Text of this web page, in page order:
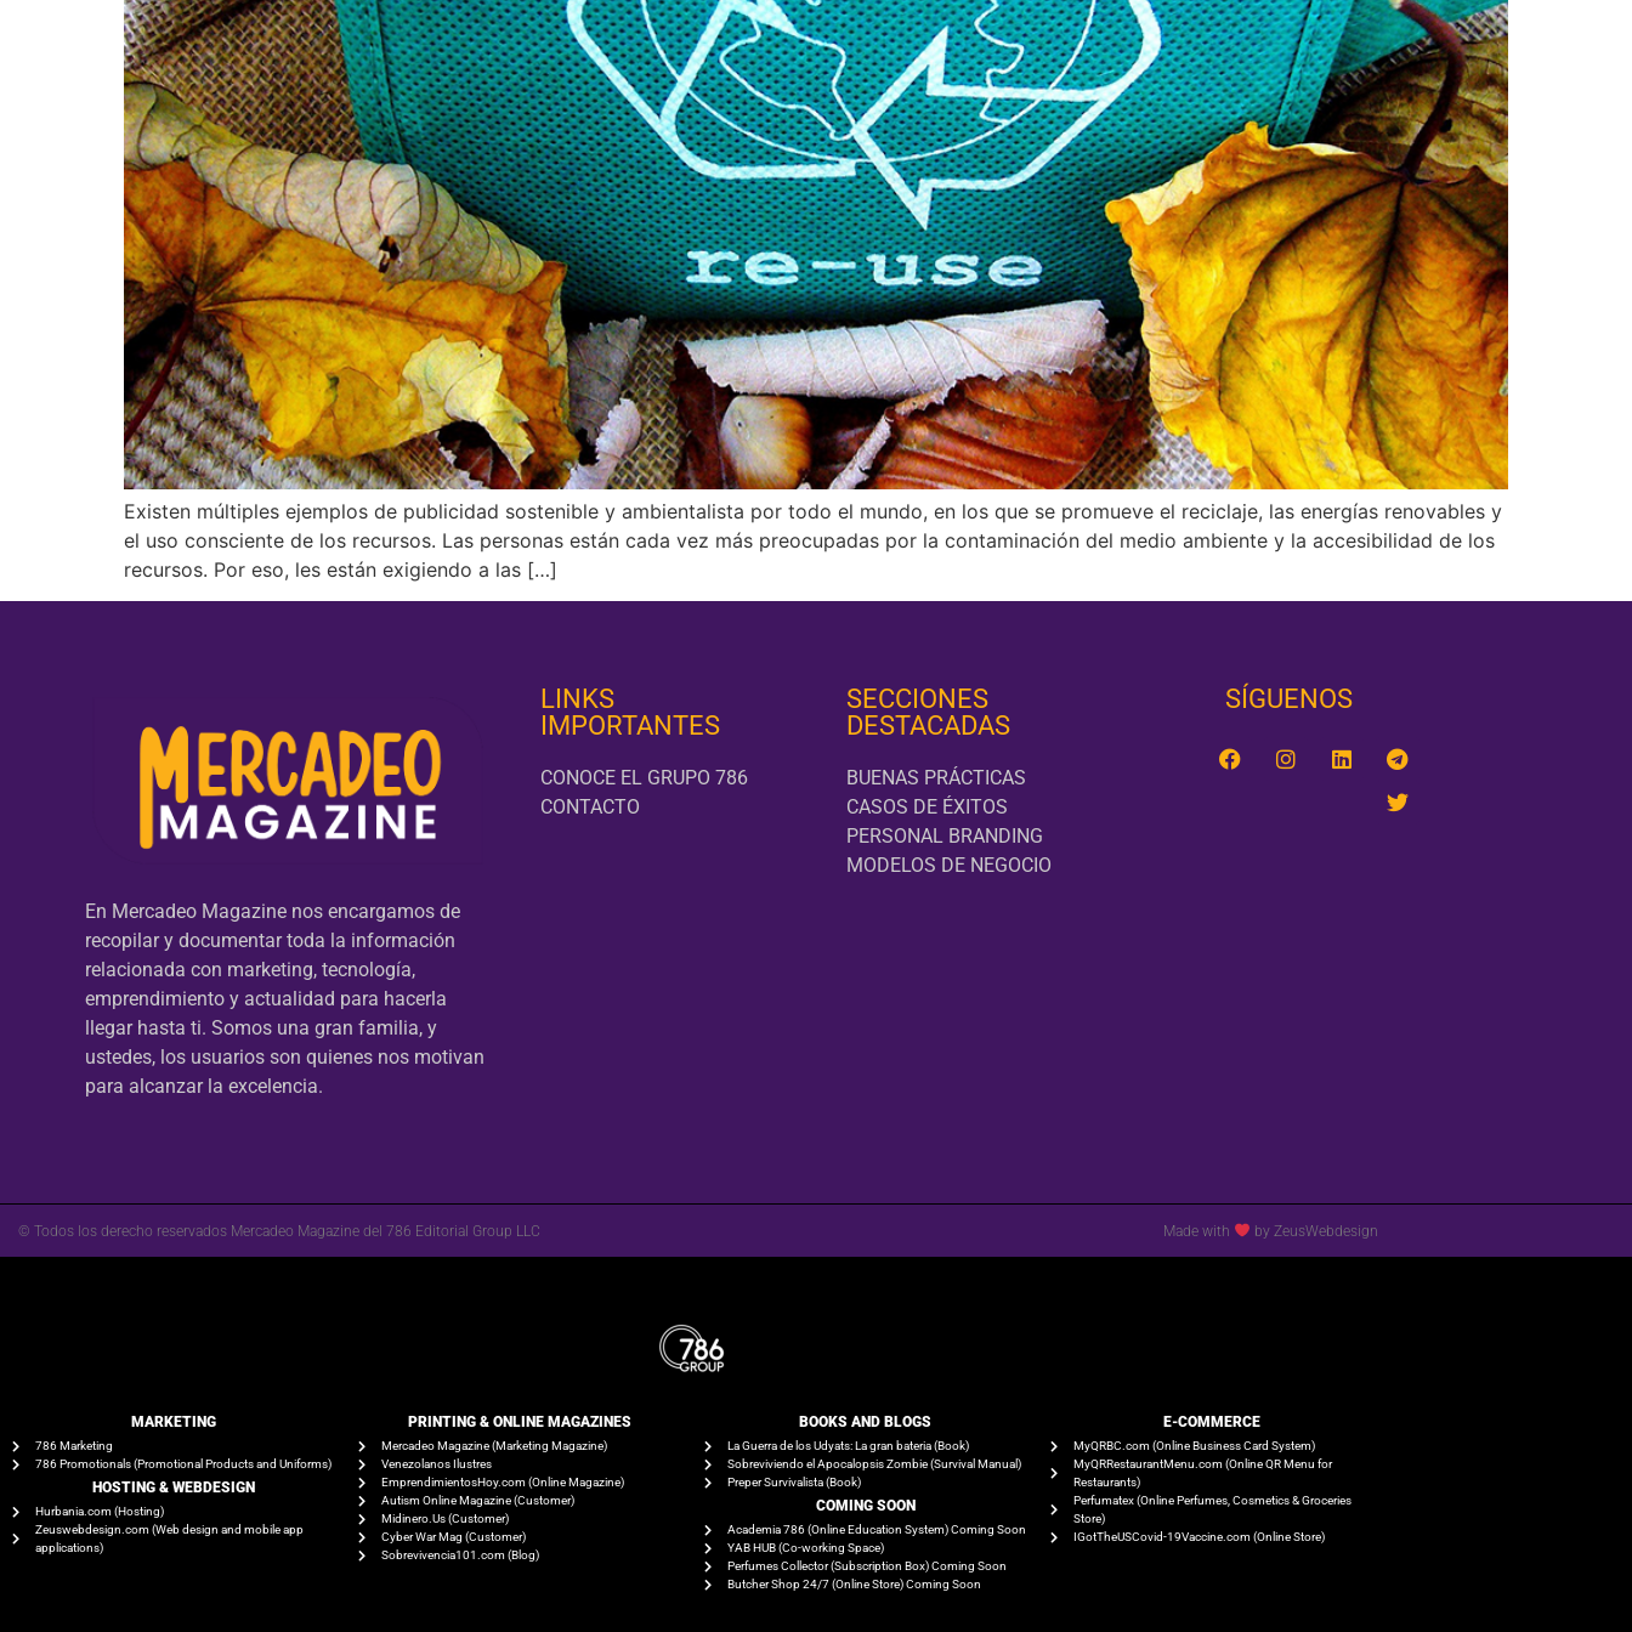
Existen múltiples ejemplos de publicidad sostenible y ambientalista por todo el mundo, en los que se promueve el reciclaje, las energías renovables y
el uso consciente de los recursos. Las personas están cada vez más preocupadas por la contaminación del medio ambiente y la accesibilidad de los
recursos. Por eso, les están exigiendo a las […]
En Mercadeo Magazine nos encargamos de
recopilar y documentar toda la información
relacionada con marketing, tecnología,
emprendimiento y actualidad para hacerla
llegar hasta ti. Somos una gran familia, y
ustedes, los usuarios son quienes nos motivan
para alcanzar la excelencia.
LINKS
IMPORTANTES
CONOCE EL GRUPO 786
CONTACTO
SECCIONES
DESTACADAS
BUENAS PRÁCTICAS
CASOS DE ÉXITOS
PERSONAL BRANDING
MODELOS DE NEGOCIO
SÍGUENOS‎
© Todos los derecho reservados Mercadeo Magazine del 786 Editorial Group LLC Made with by ZeusWebdesign
MARKETING
786 Marketing
786 Promotionals (Promotional Products and Uniforms)
HOSTING & WEBDESIGN
Hurbania.com (Hosting)
Zeuswebdesign.com (Web design and mobile app
applications)
PRINTING & ONLINE MAGAZINES
Mercadeo Magazine (Marketing Magazine)
Venezolanos Ilustres
EmprendimientosHoy.com (Online Magazine)
Autism Online Magazine (Customer)
Midinero.Us (Customer)
Cyber War Mag (Customer)
Sobrevivencia101.com (Blog)
BOOKS AND BLOGS​
La Guerra de los Udyats: La gran bateria (Book)
Sobreviviendo el Apocalopsis Zombie (Survival Manual)
Preper Survivalista (Book)
COMING SOON
Academia 786 (Online Education System) Coming Soon
YAB HUB (Co-working Space)
Perfumes Collector (Subscription Box) Coming Soon
Butcher Shop 24/7 (Online Store) Coming Soon
E-COMMERCE
MyQRBC.com (Online Business Card System)
MyQRRestaurantMenu.com (Online QR Menu for
Restaurants)
Perfumatex (Online Perfumes, Cosmetics & Groceries
Store)
IGotTheUSCovid-19Vaccine.com (Online Store)